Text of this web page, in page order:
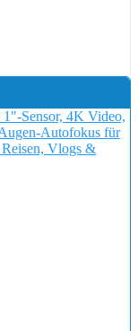
Sensor, 4K Video,
Autofokus für
Vlogs &